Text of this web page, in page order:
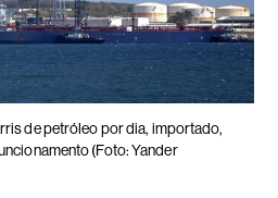
de petróleo por dia, importado,
(Foto: Yander